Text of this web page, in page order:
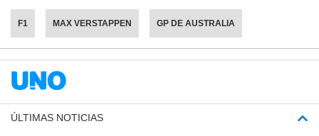
F1 MAX VERSTAPPEN GP DE AUSTRALIA
ÚLTIMAS NOTICIAS